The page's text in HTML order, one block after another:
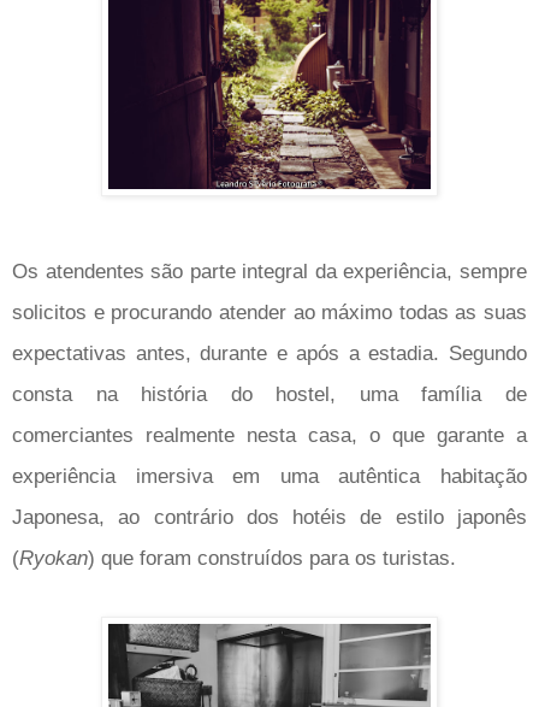
Os atendentes são parte integral da experiência, sempre
solicitos e procurando atender ao máximo todas as suas
expectativas antes, durante e após a estadia. Segundo
consta na história do hostel, uma família de
comerciantes realmente nesta casa, o que garante a
experiência imersiva em uma autêntica habitação
Japonesa, ao contrário dos hotéis de estilo japonês
(Ryokan) que foram construídos para os turistas.